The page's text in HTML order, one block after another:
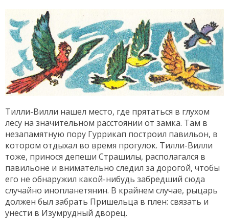
Тилли-Вилли нашел место, где прятаться в глухом
лесу на значительном расстоянии от замка. Там в
незапамятную пору Гуррикап построил павильон, в
котором отдыхал во время прогулок. Тилли-Вилли
тоже, принося депеши Страшилы, располагался в
павильоне и внимательно следил за дорогой, чтобы
его не обнаружил какой-нибудь забредший сюда
случайно инопланетянин. В крайнем случае, рыцарь
должен был забрать Пришельца в плен: связать и
унести в Изумрудный дворец.